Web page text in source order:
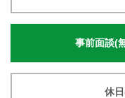
事前面談(
休